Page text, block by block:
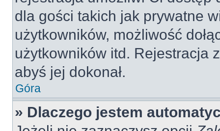
dla gości takich jak prywatne
użytkowników, możliwość
użytkowników itd. Rejestracja
abyś jej dokonał.
Góra
» Dlaczego jestem